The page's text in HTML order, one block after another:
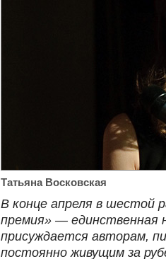
Татьяна Восковская
В конце апреля в шестой
премия» — единственная
присуждается авторам,
постоянно живущим за